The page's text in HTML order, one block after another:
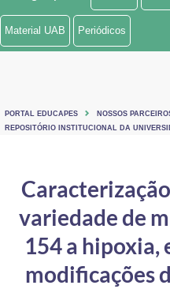
Ministério de Minas e Energia
Ministério do Turismo
Controladoria-Geral da União
Secretaria-Geral
Material UAB Periódicos
PORTAL EDUCAPES
NOSSOS
REPOSITÓRIO INSTITUCIONAL DA
variedade de
154 a hipoxia,
modificações